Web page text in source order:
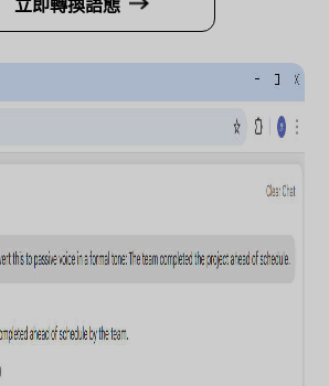
立即轉換語態